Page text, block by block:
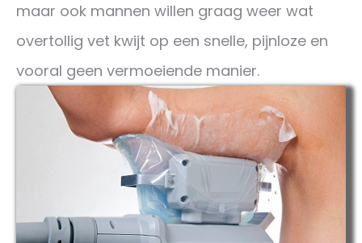
maar ook mannen willen graag weer wat
overtollig vet kwijt op een snelle, pijnloze en
vooral geen vermoeiende manier.